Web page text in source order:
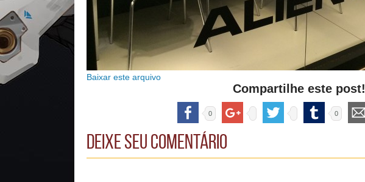
Baixar este arquivo
Compartilhe este post!
0 0
Deixe seu comentário